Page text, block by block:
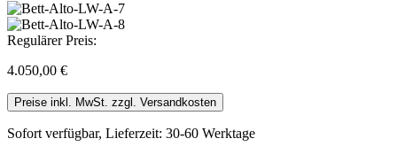
Regulärer Preis:
4.050,00 €
Preise inkl. MwSt. zzgl. Versandkosten
Sofort verfügbar, Lieferzeit: 30-60 Werktage